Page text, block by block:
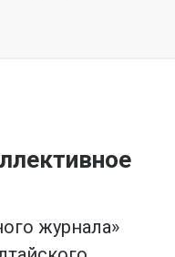
журнала»